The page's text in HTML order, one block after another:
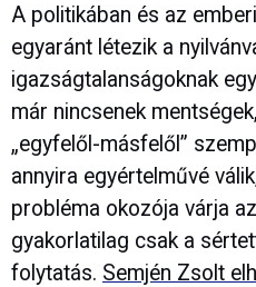
A politikában és az
egyaránt létezik a
igazságtalanságoknak
már nincsenek
„egyfelől-másfelől”
annyira egyértelművé
probléma okozója várja
gyakorlatilag csak a
folytatás. Semjén Zsolt